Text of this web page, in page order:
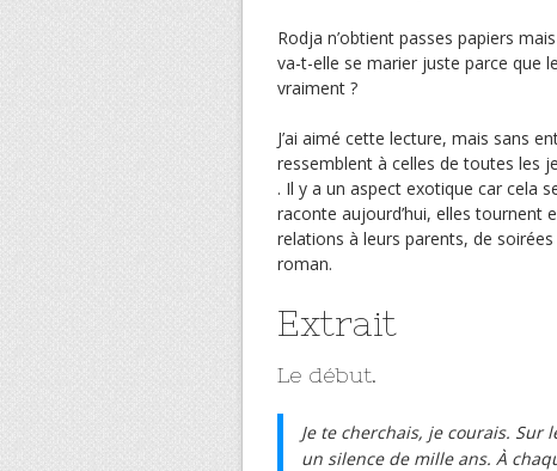
Rodja n’obtient passes papiers
va-t-elle se marier juste parce que
vraiment ?
J’ai aimé cette lecture, mais sans
ressemblent à celles de toutes les
. Il y a un aspect exotique car cela
raconte aujourd’hui, elles tournent
relations à leurs parents, de
roman.
Extrait
Le début.
Je te cherchais, je courais. Sur
un silence de mille ans. À